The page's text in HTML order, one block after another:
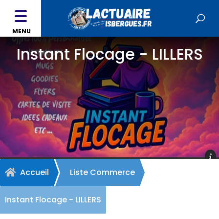
MENU
Instant Flocage - LILLERS
 Accueil Liste Commerce
Instant Flocage - LILLERS